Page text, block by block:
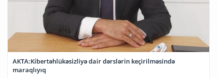
AKTA:Kibertəhlükəsizliyə dair dərslərin keçirilməsində
maraqlıyıq